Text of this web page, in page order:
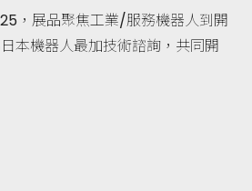
，展品聚焦工業/服務機器人到開
本機器人最加技術諮詢，共同開